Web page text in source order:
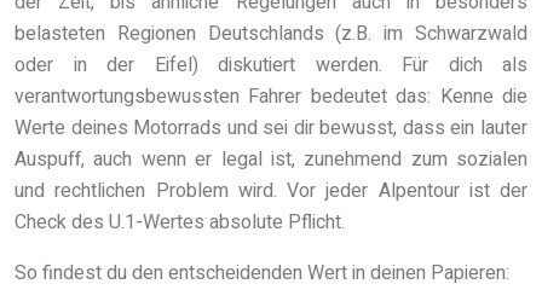
belasteten Regionen Deutschlands (z.B. im Schwarzwald
oder in der Eifel) diskutiert werden. Für dich als
verantwortungsbewussten Fahrer bedeutet das: Kenne die
Werte deines Motorrads und sei dir bewusst, dass ein lauter
Auspuff, auch wenn er legal ist, zunehmend zum sozialen
und rechtlichen Problem wird. Vor jeder Alpentour ist der
Check des U.1-Wertes absolute Pflicht.
So findest du den entscheidenden Wert in deinen Papieren: